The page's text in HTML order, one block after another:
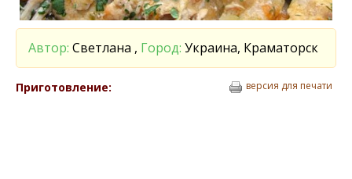
Автор: Светлана , Город: Украина, Краматорск
Приготовление: версия для печати